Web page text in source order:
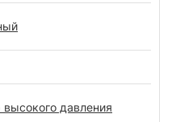
высокого давления